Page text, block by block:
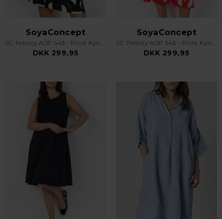
SoyaConcept
SC-Felicity AOP 543 - Print Kjole - Sort
DKK 299,95
SoyaConcept
SC-Felicity AOP 543 - Print Kjole - Rød
DKK 299,95